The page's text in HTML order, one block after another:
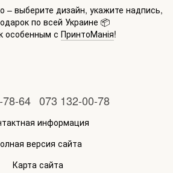
– выберите дизайн, укажите надпись,
по всей Украине 📦
особенным с ПринтоМанія!
64 073 132-00-78
информация
версия сайта
Карта сайта